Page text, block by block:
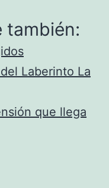
también:
Laberinto La
que llega